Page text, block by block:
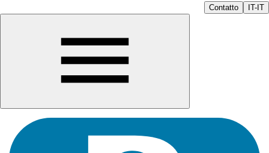
Contatto IT-IT